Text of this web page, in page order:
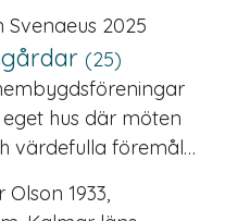
(25)
hus där möten
värdefulla föremål…